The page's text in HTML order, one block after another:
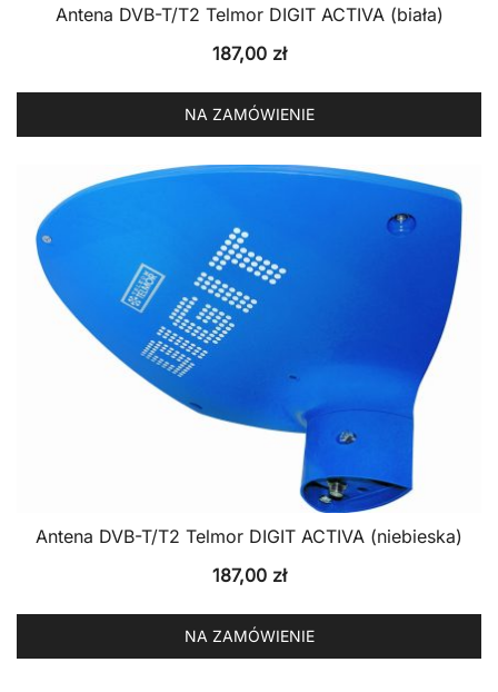
Antena DVB-T/T2 Telmor DIGIT ACTIVA (biała)
187,00 zł
NA ZAMÓWIENIE
Antena DVB-T/T2 Telmor DIGIT ACTIVA (niebieska)
187,00 zł
NA ZAMÓWIENIE